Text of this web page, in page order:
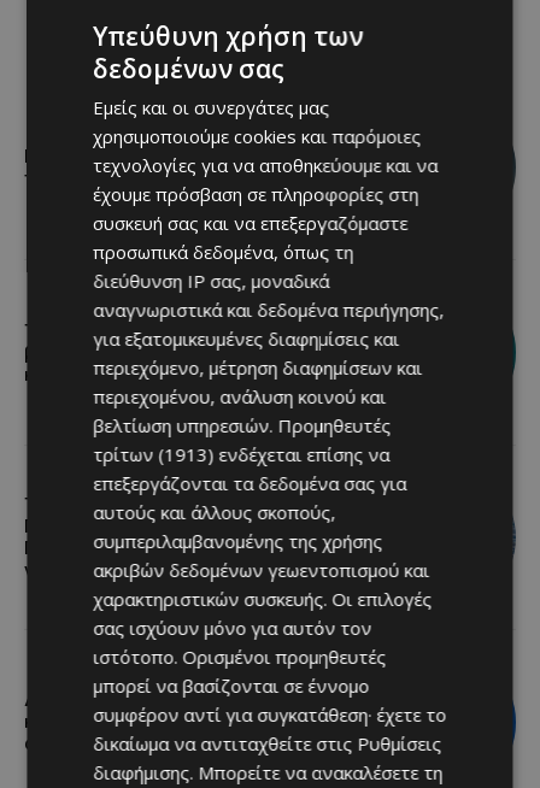
Βραδινή πεζοπορία στον Μαχαιρά με
τον σκύλο σου και θέα τις Περσείδες
Τα Λεύκαρα ετοιμάζονται για μία
βραδιά γεμάτη street food, μουσική
και καλοκαιρινή διάθεση
Το 10ο Φεστιβάλ Αγροτικού
Πολιτισμού επιστρέφει στον
Πρωταρά με μουσική, παραδοσιακές
γεύσεις και πλούσιο πρόγραμμα
Διεθνώς αναγνωρισμένα κρασιά στην
κορυφαία σχέση ποιότητας-τιμής
από τη Lidl Κύπρου
Υπεύθυνη χρήση των
δεδομένων σας
Εμείς και οι συνεργάτες μας
χρησιμοποιούμε cookies και παρόμοιες
τεχνολογίες για να αποθηκεύουμε και να
έχουμε πρόσβαση σε πληροφορίες στη
συσκευή σας και να επεξεργαζόμαστε
προσωπικά δεδομένα, όπως τη
διεύθυνση IP σας, μοναδικά
αναγνωριστικά και δεδομένα περιήγησης,
για εξατομικευμένες διαφημίσεις και
περιεχόμενο, μέτρηση διαφημίσεων και
περιεχομένου, ανάλυση κοινού και
βελτίωση υπηρεσιών. Προμηθευτές
τρίτων (1913) ενδέχεται επίσης να
επεξεργάζονται τα δεδομένα σας για
αυτούς και άλλους σκοπούς,
συμπεριλαμβανομένης της χρήσης
ακριβών δεδομένων γεωεντοπισμού και
χαρακτηριστικών συσκευής. Οι επιλογές
σας ισχύουν μόνο για αυτόν τον
ιστότοπο. Ορισμένοι προμηθευτές
μπορεί να βασίζονται σε έννομο
συμφέρον αντί για συγκατάθεση· έχετε το
δικαίωμα να αντιταχθείτε στις Ρυθμίσεις
διαφήμισης. Μπορείτε να ανακαλέσετε τη